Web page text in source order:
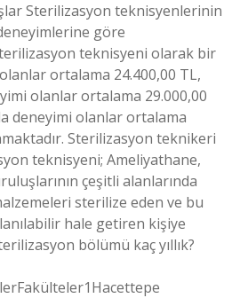
Sterilizasyon teknisyenlerinin
göre
teknisyeni olarak bir
ortalama 24.400,00 TL,
olanlar ortalama 29.000,00
deneyimi olanlar ortalama
Sterilizasyon teknikeri
teknisyeni; Ameliyathane,
çeşitli alanlarında
sterilize eden ve bu
hale getiren kişiye
bölümü kaç yıllık?